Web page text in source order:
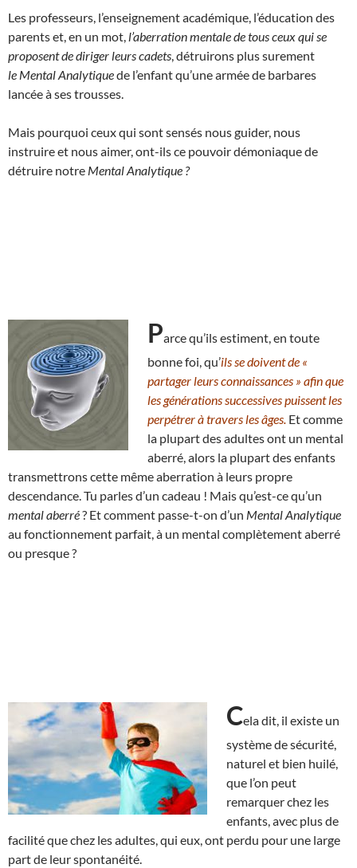
Les professeurs, l’enseignement académique, l’éducation des
parents et, en un mot, l’aberration mentale de tous ceux qui se
proposent de diriger leurs cadets , détruirons plus surement
le Mental Analytiquede l’enfant qu’une armée de barbares
lancée à ses trousses.
Mais pourquoi ceux qui sont sensés nous guider, nous
instruire et nous aimer, ont-ils ce pouvoir démoniaque de
détruire notre Mental Analytique ?
Parce qu’ils estiment, en toute
bonne foi, qu’ils se doivent de «
partager leurs connaissances » afin que
les générations successives puissent les
perpétrer à travers les âges. Et comme
la plupart des adultes ont un mental
aberré, alors la plupart des enfants
transmettrons cette même aberration à leurs propre
descendance. Tu parles d’un cadeau ! Mais qu’est-ce qu’un
mental aberré? Et comment passe-t-on d’un Mental Analytique
au fonctionnement parfait, à un mental complètement aberré
ou presque ?
Cela dit, il existe un
système de sécurité,
naturel et bien huilé,
que l’on peut
remarquer chez les
enfants, avec plus de
facilité que chez les adultes, qui eux, ont perdu pour une large
part de leur spontanéité.